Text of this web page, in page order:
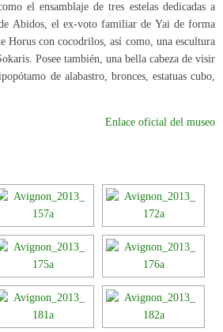
el ensamblaje de tres estelas dedicadas a
Abidos, el ex-voto familiar de Yai de forma
Horus con cocodrilos, así como, una escultura
Posee también, una bella cabeza de visir
de alabastro, bronces, estatuas cubo,
Enlace oficial del museo